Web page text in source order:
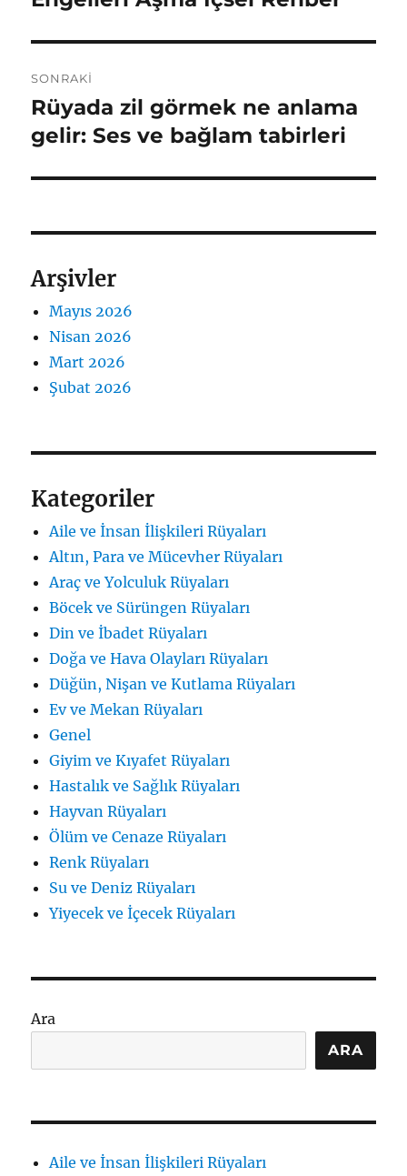
SONRAKI
Sonraki
yazı:
Rüyada zil görmek ne anlama
gelir: Ses ve bağlam tabirleri
Arşivler
Mayıs 2026
Nisan 2026
Mart 2026
Şubat 2026
Kategoriler
Aile ve İnsan İlişkileri Rüyaları
Altın, Para ve Mücevher Rüyaları
Araç ve Yolculuk Rüyaları
Böcek ve Sürüngen Rüyaları
Din ve İbadet Rüyaları
Doğa ve Hava Olayları Rüyaları
Düğün, Nişan ve Kutlama Rüyaları
Ev ve Mekan Rüyaları
Genel
Giyim ve Kıyafet Rüyaları
Hastalık ve Sağlık Rüyaları
Hayvan Rüyaları
Ölüm ve Cenaze Rüyaları
Renk Rüyaları
Su ve Deniz Rüyaları
Yiyecek ve İçecek Rüyaları
Ara
ARA
Aile ve İnsan İlişkileri Rüyaları